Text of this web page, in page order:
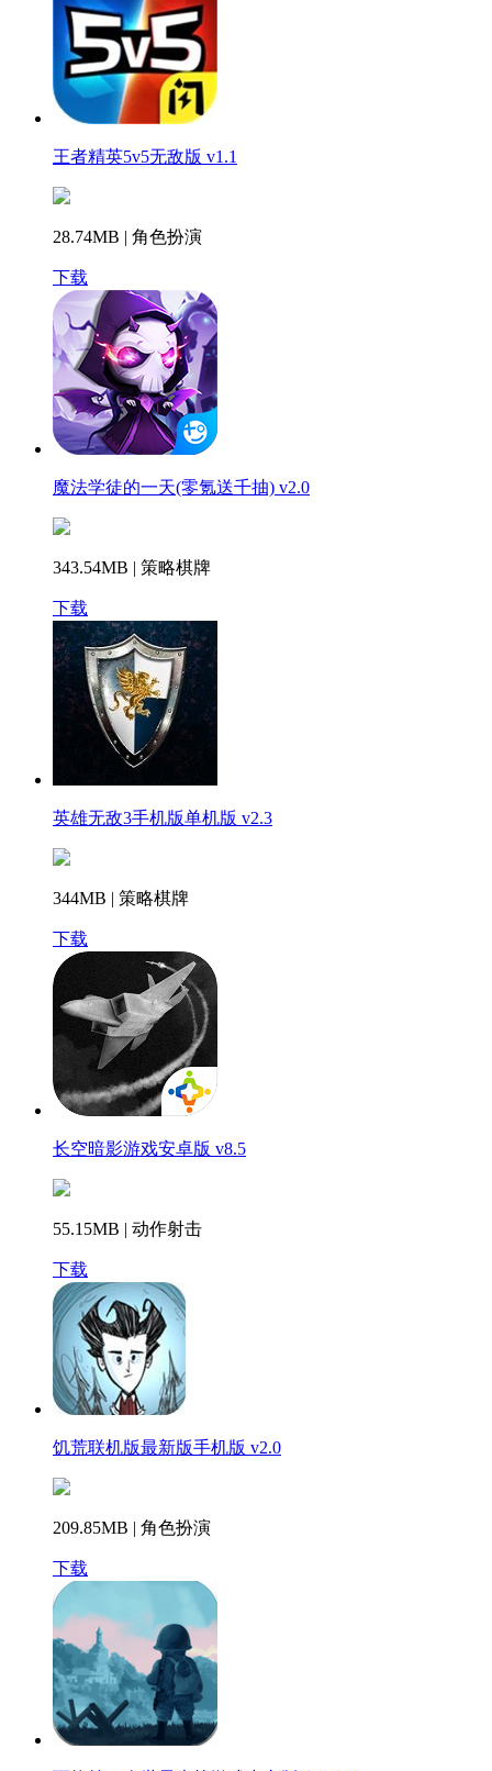
王者精英5v5无敌版 v1.1
28.74MB | 角色扮演
下载
魔法学徒的一天(零氪送千抽) v2.0
343.54MB | 策略棋牌
下载
英雄无敌3手机版单机版 v2.3
344MB | 策略棋牌
下载
长空暗影游戏安卓版 v8.5
55.15MB | 动作射击
下载
饥荒联机版最新版手机版 v2.0
209.85MB | 角色扮演
下载